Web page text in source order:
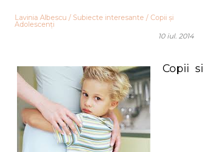
Lavinia Albescu / Subiecte interesante / Copii și
Adolescenți
10 iul. 2014
Copii si